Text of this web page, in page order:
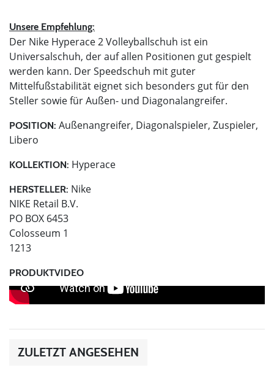
Unsere Empfehlung:
Der Nike Hyperace 2 Volleyballschuh ist ein
Universalschuh, der auf allen Positionen gut gespielt
werden kann. Der Speedschuh mit guter
Mittelfußstabilität eignet sich besonders gut für den
Steller sowie für Außen- und Diagonalangreifer.
POSITION: Außenangreifer, Diagonalspieler, Zuspieler,
Libero
KOLLEKTION: Hyperace
HERSTELLER: Nike
NIKE Retail B.V.
PO BOX 6453
Colosseum 1
1213
PRODUKTVIDEO
ZULETZT ANGESEHEN